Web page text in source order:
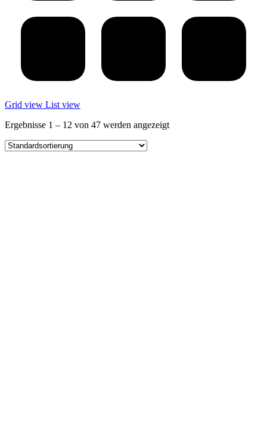
Grid view List view
Ergebnisse 1 – 12 von 47 werden angezeigt